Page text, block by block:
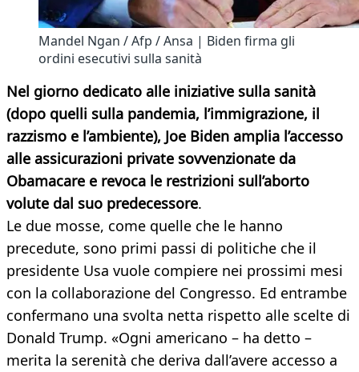
Mandel Ngan / Afp / Ansa | Biden firma gli
ordini esecutivi sulla sanità
Nel giorno dedicato alle iniziative sulla sanità
(dopo quelli sulla pandemia, l’immigrazione, il
razzismo e l’ambiente), Joe Biden amplia l’accesso
alle assicurazioni private sovvenzionate da
Obamacare e revoca le restrizioni sull’aborto
volute dal suo predecessore.
Le due mosse, come quelle che le hanno
precedute, sono primi passi di politiche che il
presidente Usa vuole compiere nei prossimi mesi
con la collaborazione del Congresso. Ed entrambe
confermano una svolta netta rispetto alle scelte di
Donald Trump. «Ogni americano – ha detto –
merita la serenità che deriva dall’avere accesso a